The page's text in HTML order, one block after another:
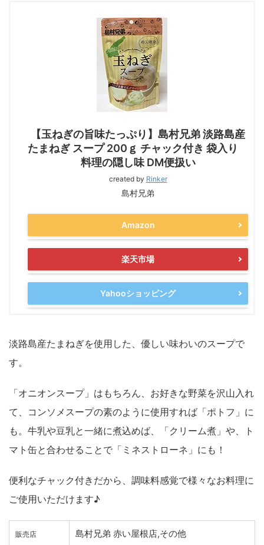
【玉ねぎの旨味たっぷり】島村兄弟 淡路島産
たまねぎ スープ 200ｇ チャック付き 袋入り
料理の隠し味 DM便扱い
created by Rinker
島村兄弟
Amazon
楽天市場
Yahooショッピング
淡路島産たまねぎを使用した、優しい味わいのスープで
す。
「オニオンスープ」はもちろん、お好きな野菜を沢山入れ
て、コンソメスープの素のように使用すれば「ポトフ」に
も。牛乳や豆乳と一緒に煮込めば、「クリーム煮」や、ト
マト缶と合わせることで「ミネストローネ」にも！
便利なチャック付きだから、調味料感覚で様々なお料理に
ご使用いただけます♪
販売店 島村兄弟 赤い屋根店,その他